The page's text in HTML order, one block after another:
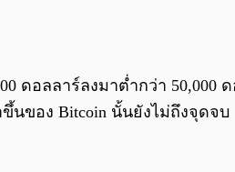
ดอลลาร์ลงมาต่ำกว่า 50,000
ขึ้นของ Bitcoin นั้นยังไม่ถึงจุดจบ